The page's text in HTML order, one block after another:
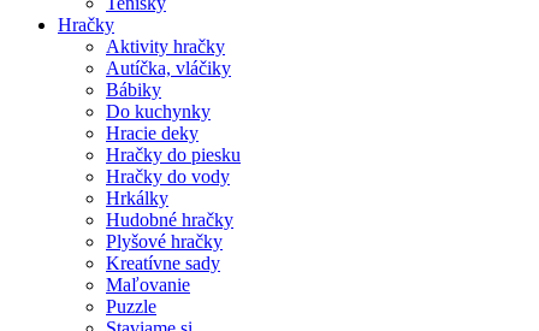
Hračky
Aktivity hračky
Autíčka, vláčiky
Bábiky
Do kuchynky
Hracie deky
Hračky do piesku
Hračky do vody
Hrkálky
Hudobné hračky
Plyšové hračky
Kreatívne sady
Maľovanie
Puzzle